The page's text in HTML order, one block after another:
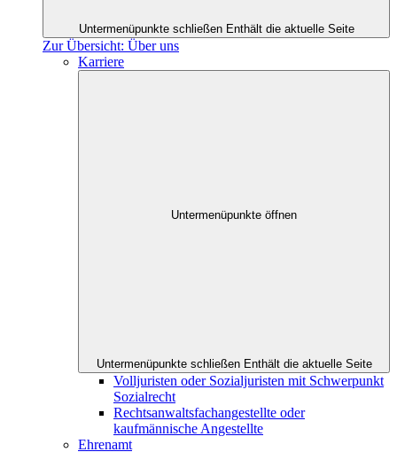
Untermenüpunkte schließen Enthält die aktuelle Seite
Zur Übersicht: Über uns
Karriere
Untermenüpunkte öffnen
Untermenüpunkte schließen Enthält die aktuelle Seite
Volljuristen oder Sozialjuristen mit Schwerpunkt
Sozialrecht
Rechtsanwaltsfachangestellte oder
kaufmännische Angestellte
Ehrenamt